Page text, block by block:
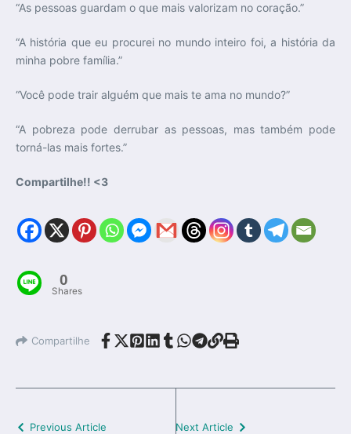
“As pessoas guardam o que mais valorizam no coração.”
“A história que eu procurei no mundo inteiro foi, a história da
minha pobre família.”
“Você pode trair alguém que mais te ama no mundo?”
“A pobreza pode derrubar as pessoas, mas também pode
torná-las mais fortes.”
Compartilhe!! <3
0
Shares
Compartilhe
Previous Article Next Article